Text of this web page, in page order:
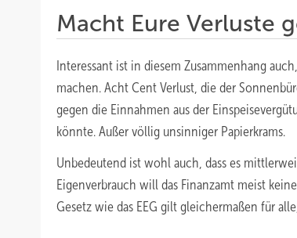
Macht Eure Verluste
Interessant ist in diesem Zusammenhang
machen. Acht Cent Verlust, die der
gegen die Einnahmen aus der
könnte. Außer völlig unsinniger Papierkrams.
Unbedeutend ist wohl auch, dass es
Eigenverbrauch will das Finanzamt meist
Gesetz wie das EEG gilt gleichermaßen für